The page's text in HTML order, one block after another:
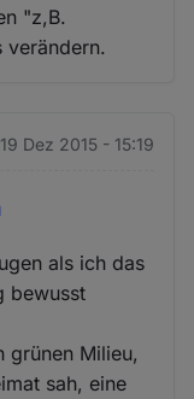
"z,B.
verändern.
Dez 2015 - 15:19
als ich das
bewusst
grünen Milieu,
sah, eine